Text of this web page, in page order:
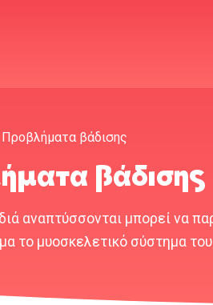
Προβλήματα βάδισης
βάδισης
αναπτύσσονται μπορεί να
το μυοσκελετικό σύστημα του